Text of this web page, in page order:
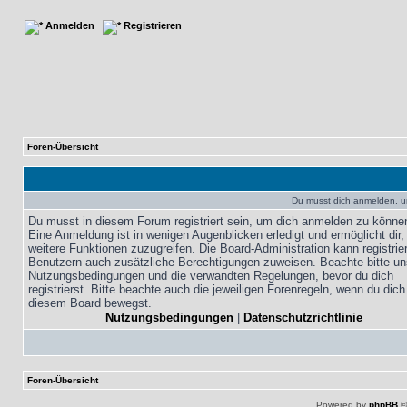
Anmelden Registrieren
Foren-Übersicht
Du musst dich anmelden,
Du musst in diesem Forum registriert sein, um dich anmelden zu
Eine Anmeldung ist in wenigen Augenblicken erledigt und ermöglicht
weitere Funktionen zuzugreifen. Die Board-Administration kann
Benutzern auch zusätzliche Berechtigungen zuweisen. Beachte bitte
Nutzungsbedingungen und die verwandten Regelungen, bevor du dich
registrierst. Bitte beachte auch die jeweiligen Forenregeln, wenn du
diesem Board bewegst.
Nutzungsbedingungen
Datenschutzrichtlinie
Foren-Übersicht
Powered by phpBB